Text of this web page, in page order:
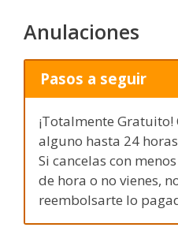
Anulaciones
Pasos a seguir
¡Totalmente Gratuito!
alguno hasta 24
Si cancelas con
de hora o no vienes,
reembolsarte lo